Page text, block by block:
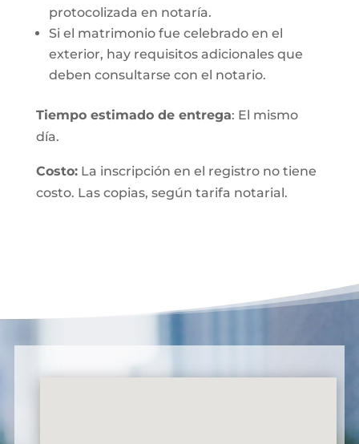
protocolizada en notaría.
Si el matrimonio fue celebrado en el
exterior, hay requisitos adicionales que
deben consultarse con el notario.
Tiempo estimado de entrega: El mismo
día.
Costo:La inscripción en el registro no tiene
costo. Las copias, según tarifa notarial.